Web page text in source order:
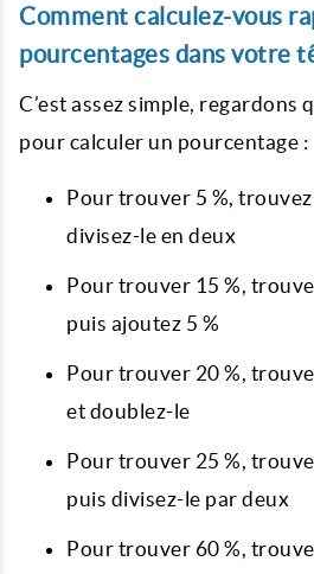
Comment calculez-vous
pourcentages dans votre
C’est assez simple, regardons
pour calculer un pourcentage :
Pour trouver 5 %,
divisez-le en deux
Pour trouver 15 %,
puis ajoutez 5 %
Pour trouver 20 %,
et doublez-le
Pour trouver 25 %,
puis divisez-le par deux
Pour trouver 60 %,